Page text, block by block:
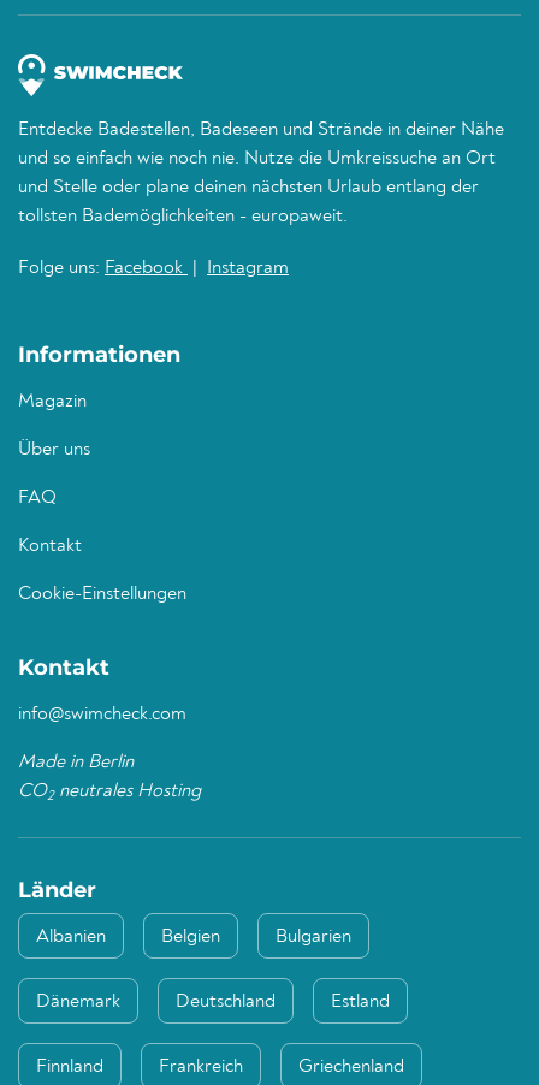
Entdecke Badestellen, Badeseen und Strände in deiner Nähe
und so einfach wie noch nie. Nutze die Umkreissuche an Ort
und Stelle oder plane deinen nächsten Urlaub entlang der
tollsten Bademöglichkeiten - europaweit.
Folge uns: Facebook Instagram
Informationen
Magazin
Über uns
FAQ
Kontakt
Cookie-Einstellungen
Kontakt
info@swimcheck.com
Made in Berlin
CO2neutrales Hosting
Länder
Albanien Belgien Bulgarien
Dänemark Deutschland Estland
Finnland Frankreich Griechenland